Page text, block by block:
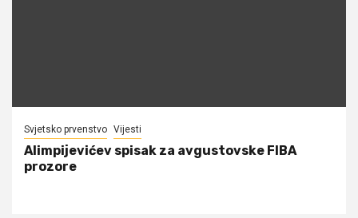
Svjetsko prvenstvo Vijesti
Alimpijevićev spisak za avgustovske FIBA
prozore